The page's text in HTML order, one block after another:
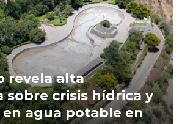
revela alta
sobre crisis hídrica y
agua potable en